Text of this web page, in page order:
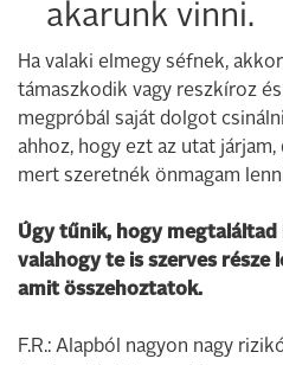
akarunk vinni.
Ha valaki elmegy séfnek,
támaszkodik vagy reszkíroz
megpróbál saját dolgot
ahhoz, hogy ezt az utat járjam,
mert szeretnék önmagam
Úgy tűnik, hogy megtaláltad
valahogy te is szerves része
amit összehoztatok.
F.R.: Alapból nagyon nagy